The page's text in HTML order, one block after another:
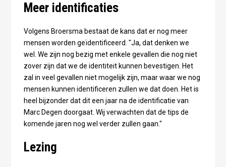
Meer identificaties
Volgens Broersma bestaat de kans dat er nog meer
mensen worden geïdentificeerd. "Ja, dat denken we
wel. We zijn nog bezig met enkele gevallen die nog niet
zover zijn dat we de identiteit kunnen bevestigen. Het
zal in veel gevallen niet mogelijk zijn, maar waar we nog
mensen kunnen identificeren zullen we dat doen. Het is
heel bijzonder dat dit een jaar na de identificatie van
Marc Degen doorgaat. Wij verwachten dat de tips de
komende jaren nog wel verder zullen gaan."
Lezing